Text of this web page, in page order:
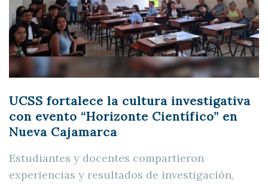
UCSS fortalece la cultura investigativa
con evento “Horizonte Científico” en
Nueva Cajamarca
Estudiantes y docentes compartieron
experiencias y resultados de investigación,